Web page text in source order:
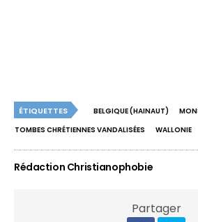
ÉTIQUETTES BELGIQUE (HAINAUT)
TOMBES CHRÉTIENNES VANDALISÉES
WALLONIE
Rédaction Christianophobie
Partager